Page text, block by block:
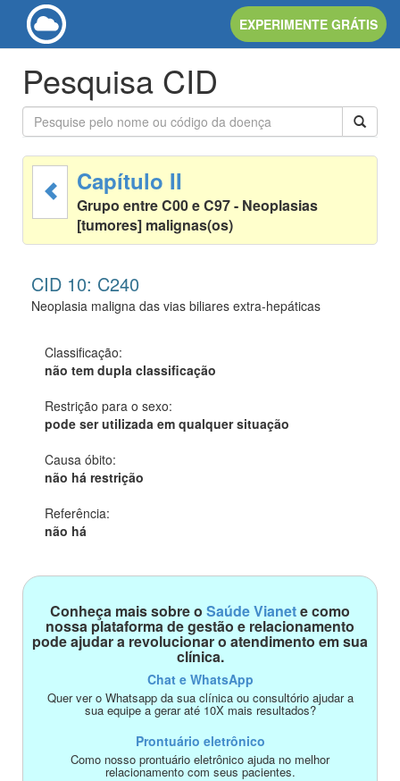
EXPERIMENTE GRÁTIS
Pesquisa CID
Capítulo II
Grupo entre C00 e C97 - Neoplasias
[tumores] malignas(os)
CID 10: C240
Neoplasia maligna das vias biliares extra-hepáticas
Classificação:
não tem dupla classificação
Restrição para o sexo:
pode ser utilizada em qualquer situação
Causa óbito:
não há restrição
Referência:
não há
Conheça mais sobre o Saúde Vianete como
nossa plataforma de gestão e relacionamento
pode ajudar a revolucionar o atendimento em sua
clínica.
Chat e WhatsApp
Quer ver o Whatsapp da sua clínica ou consultório ajudar a
sua equipe a gerar até 10X mais resultados?
Prontuário eletrônico
Como nosso prontuário eletrônico ajuda no melhor
relacionamento com seus pacientes.